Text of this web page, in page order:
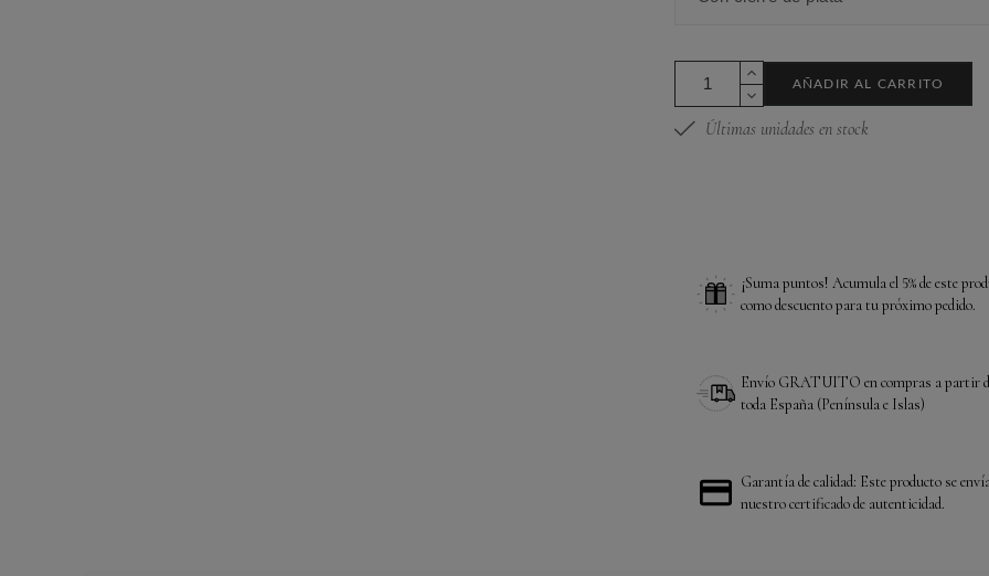
AÑADIR AL CARRITO
Últimas unidades en stock
¡Suma puntos! Acumula el 5% de este
como descuento para tu próximo pedido.
Envío GRATUITO en compras a partir
toda España (Península e Islas)
Garantía de calidad: Este producto se
nuestro certificado de autenticidad.